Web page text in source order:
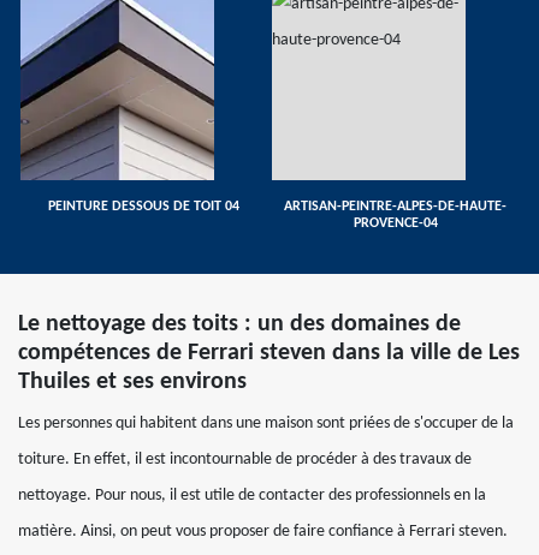
PEINTURE DESSOUS DE TOIT 04
ARTISAN-PEINTRE-ALPES-DE-HAUTE-
PROVENCE-04
Le nettoyage des toits : un des domaines de
compétences de Ferrari steven dans la ville de Les
Thuiles et ses environs
Les personnes qui habitent dans une maison sont priées de s'occuper de la
toiture. En effet, il est incontournable de procéder à des travaux de
nettoyage. Pour nous, il est utile de contacter des professionnels en la
matière. Ainsi, on peut vous proposer de faire confiance à Ferrari steven.